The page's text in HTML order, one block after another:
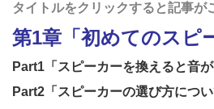
タイトルをクリックすると記事が
第1章「初めてのスピ
Part1 「スピーカーを換えると音
Part2 「スピーカーの選び方につい